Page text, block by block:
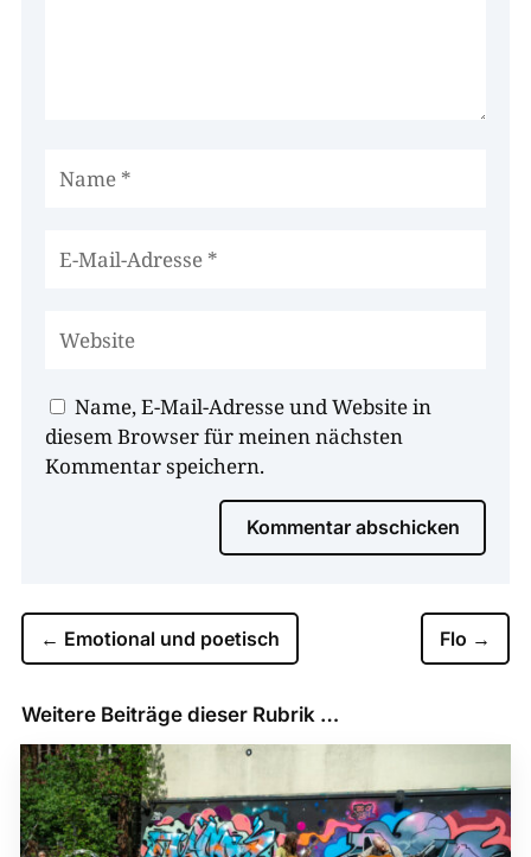
Name, E-Mail-Adresse und Website in
diesem Browser für meinen nächsten
Kommentar speichern.
Kommentar abschicken
← Emotional und poetisch Flo →
Weitere Beiträge dieser Rubrik …